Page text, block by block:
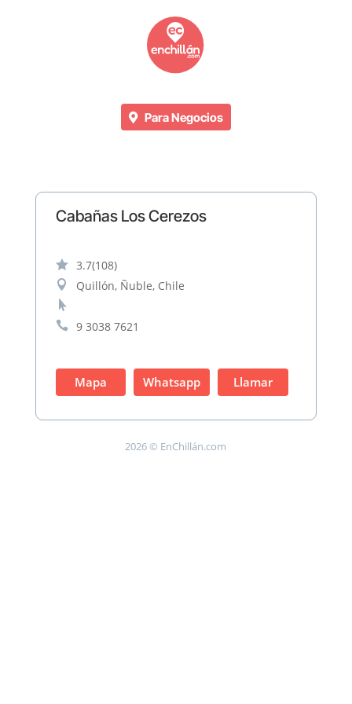
Para Negocios
Cabañas Los Cerezos
 3.7(108)
 Quillón, Ñuble, Chile


9 3038 7621
Mapa Whatsapp Llamar
2026 © EnChillán.com